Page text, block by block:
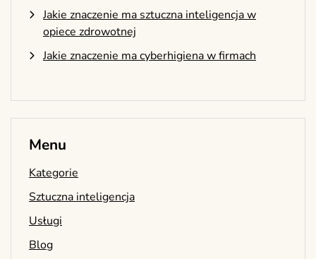
Jakie znaczenie ma sztuczna inteligencja w
opiece zdrowotnej
Jakie znaczenie ma cyberhigiena w firmach
Menu
Kategorie
Sztuczna inteligencja
Usługi
Blog